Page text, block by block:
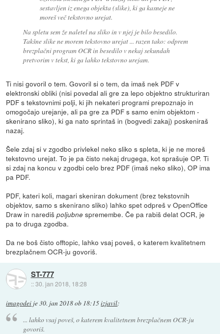
sestavljen iz enega objekta (slike), ki ga kasneje ne
moreš več tekstovno urejat.
Na spletu sem že naletel na sliko in v njej je bilo besedilo.
Takšne slike ne morem tekstovno urejat ... razen tako: odprem
brezplačni program OCR in besedilo v nekaj sekundah
pretvorim v tekst, ki ga lahko tekstovno urejam.
Ti nisi govoril o tem. Govoril si o tem, da imaš nek PDF v
elektronski obliki (nisi povedal ali gre za lepo objektno strukturiran
PDF s tekstovnimi polji, ki jih nekateri programi prepoznajo in
omogočajo urejanje, ali pa gre za PDF s samo enim objektom -
skenirano sliko), ki ga nato sprintaš in (bogvedi zakaj) poskeniraš
nazaj.
Šele zdaj si v zgodbo privlekel neko sliko s spleta, ki je ne moreš
tekstovno urejat. To je pa čisto nekaj drugega, kot sprašuje OP. Ti
si zdaj na koncu v zgodbi celo brez PDF (imaš neko sliko), OP ima
pa PDF.
PDF, kateri koli, magari skeniran dokument (brez tekstovnih
objektov, samo s skenirano sliko) lahko spet odpreš v OpenOffice
Draw in naredišpoljubne spremembe. Če pa rabiš delat OCR, je
pa to druga zgodba.
Da ne boš čisto offtopic, lahko vsaj poveš, o katerem kvalitetnem
brezplačnem OCR-ju govoriš.
ST-777
::30. jan 2018, 18:28
imagodei je30. jan 2018 ob 18:15izjavil:
... lahko vsaj poveš, o katerem kvalitetnem brezplačnem OCR-ju
govoriš.